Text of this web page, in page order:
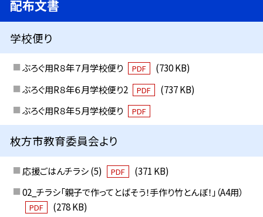
配布文書
学校便り
ぶろぐ用R８年７月学校便り PDF
(730 KB)
ぶろぐ用R８年６月学校便り2
PDF
(737 KB)
ぶろぐ用R８年５月学校便り
PDF
枚方市教育委員会より
応援ごはんチラシ (5) PDF
(371 KB)
02_チラシ「親子で作ってとばそう！手作り竹とんぼ！」（A4用）
PDF
(278 KB)